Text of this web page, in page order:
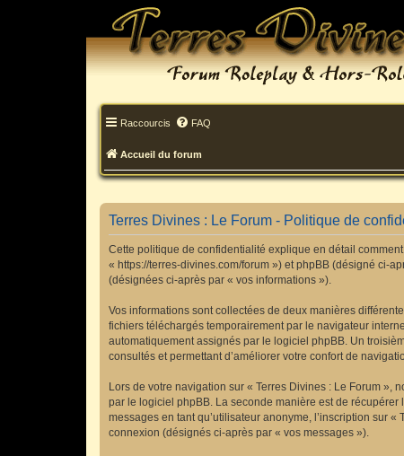
Raccourcis FAQ
Accueil du forum
Terres Divines : Le Forum - Politique de
Cette politique de confidentialité explique en détail
« https://terres-divines.com/forum ») et phpBB (désigné ci-
(désignées ci-après par « vos informations »).
Vos informations sont collectées de deux manières
fichiers téléchargés temporairement par le navigateur
automatiquement assignés par le logiciel phpBB. Un
consultés et permettant d’améliorer votre confort de
Lors de votre navigation sur « Terres Divines : Le Forum
par le logiciel phpBB. La seconde manière est de
messages en tant qu’utilisateur anonyme, l’inscription sur
connexion (désignés ci-après par « vos messages »).